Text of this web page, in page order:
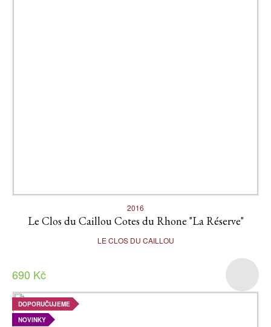
2016
Le Clos du Caillou Cotes du Rhone "La Réserve"
LE CLOS DU CAILLOU
690 Kč
DOPORUČUJEME
NOVINKY